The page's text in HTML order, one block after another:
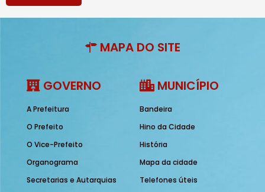
MAPA DO SITE
GOVERNO
A Prefeitura
O Prefeito
O Vice-Prefeito
Organograma
Secretarias e Autarquias
MUNICÍPIO
Bandeira
Hino da Cidade
História
Mapa da cidade
Telefones úteis